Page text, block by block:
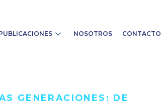
NOSOTROS CONTACTO
GENERACIONES: DE